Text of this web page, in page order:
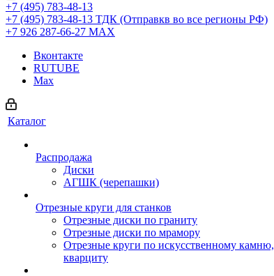
+7 (495) 783-48-13
+7 (495) 783-48-13 ТДК (Отправкв во все регионы РФ)
+7 926 287-66-27 МАХ
Вконтакте
RUTUBE
Max
Каталог
Распродажа
Диски
АГШК (черепашки)
Отрезные круги для станков
Отрезные диски по граниту
Отрезные диски по мрамору
Отрезные круги по искусственному камню,
кварциту